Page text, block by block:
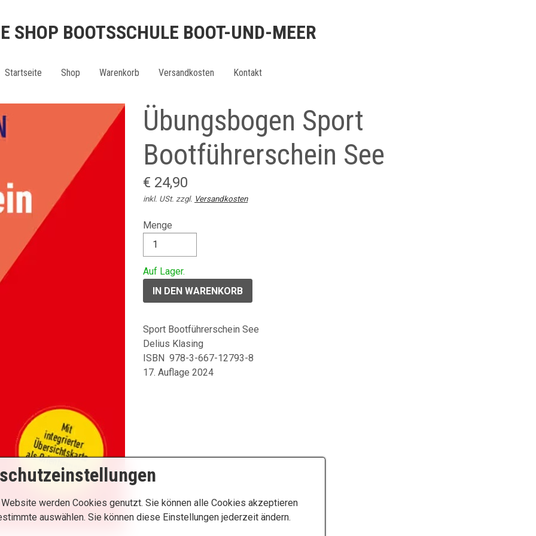
SHOP BOOTSSCHULE BOOT-UND-MEER
Startseite Shop Warenkorb Versandkosten Kontakt
Übungsbogen Sport
Bootführerschein See
€ 24,90
inkl. USt. zzgl. Versandkosten
Menge
Auf Lager.
Sport Bootführerschein See
Delius Klasing
ISBN 978-3-667-12793-8
17. Auflage 2024
werden Cookies genutzt. Sie können alle Cookies akzeptieren
auswählen. Sie können diese Einstellungen jederzeit ändern.